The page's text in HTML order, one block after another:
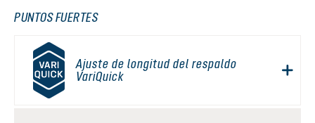
PUNTOS FUERTES
Ajuste de longitud del respaldo
VariQuick